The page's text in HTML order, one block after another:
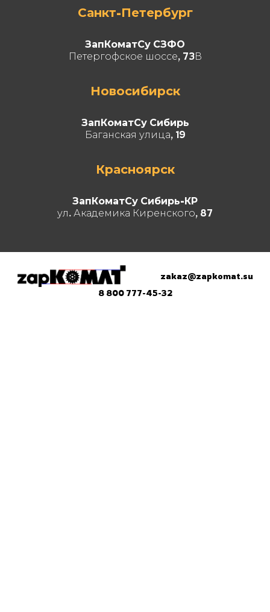
Санкт-Петербург
ЗапКоматСу СЗФО
Петергофское шоссе, 73В
Новосибирск
ЗапКоматСу Сибирь
Баганская улица, 19
Красноярск
ЗапКоматСу Сибирь-КР
ул. Академика Киренского, 87
zakaz@zapkomat.su
8 800 777-45-32